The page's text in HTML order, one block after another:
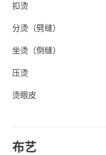
扣烫
分烫（劈缝）
坐烫（倒缝）
压烫
烫眼皮
布艺